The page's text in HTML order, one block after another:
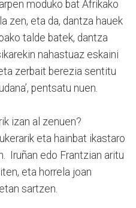
moduko bat Afrikako
zen, eta da, dantza hauek
talde batek, dantza
nahastuaz eskaini
zerbait berezia sentitu
pentsatu nuen.
izan al zenuen?
eta hainbat ikastaro
Iruñan edo Frantzian aritu
eta horrela joan
sartzen.